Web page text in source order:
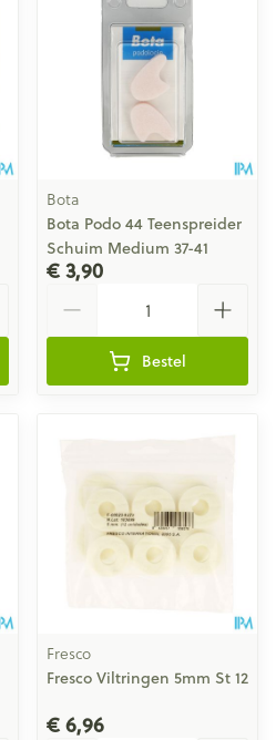
Bota
Bota Podo 44 Teenspreider
Schuim Medium 37-41
€ 3,90
Bestel
Fresco
Fresco Viltringen 5mm St 12
€ 6,96